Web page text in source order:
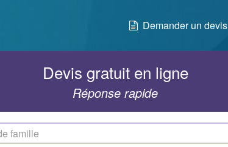
Demander un devis
Devis gratuit en ligne
Réponse rapide